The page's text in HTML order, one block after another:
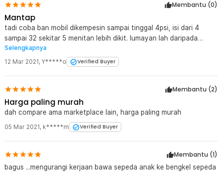
Membantu (0)
Mantap
tadi coba ban mobil dikempesin sampai tinggal 4psi, isi dari 4
sampai 32 sekitar 5 menitan lebih dikit. lumayan lah daripada
olahraga pake pompa genjot
Selengkapnya
12 Mar 2021, Y*****o Verified Buyer
Membantu (2)
Harga paling murah
dah compare ama marketplace lain, harga paling murah
05 Mar 2021, k*****m Verified Buyer
Membantu (1)
bagus ...mengurangi kerjaan bawa sepeda anak ke bengkel sepeda